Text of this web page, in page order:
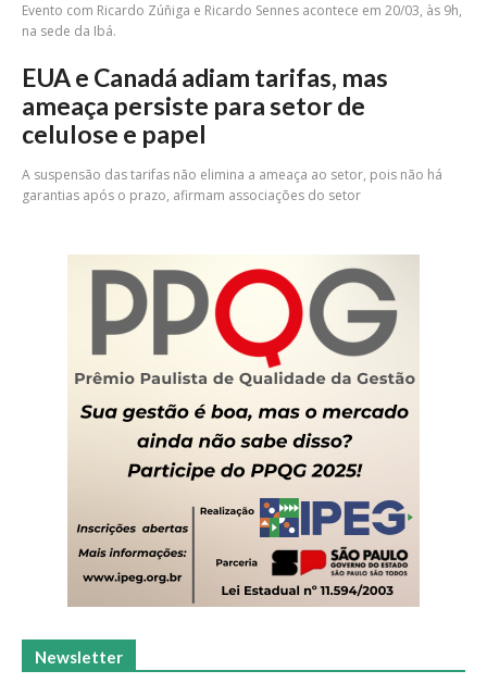
Evento com Ricardo Zúñiga e Ricardo Sennes acontece em 20/03, às 9h,
na sede da Ibá.
EUA e Canadá adiam tarifas, mas
ameaça persiste para setor de
celulose e papel
A suspensão das tarifas não elimina a ameaça ao setor, pois não há
garantias após o prazo, afirmam associações do setor